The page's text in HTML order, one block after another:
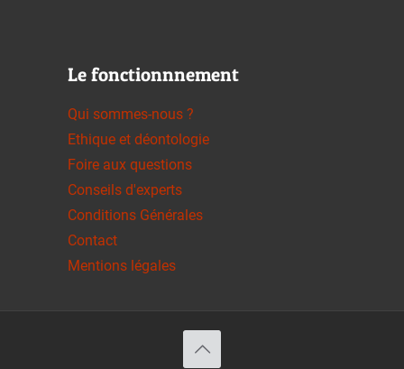
Le fonctionnnement
Qui sommes-nous ?
Ethique et déontologie
Foire aux questions
Conseils d'experts
Conditions Générales
Contact
Mentions légales